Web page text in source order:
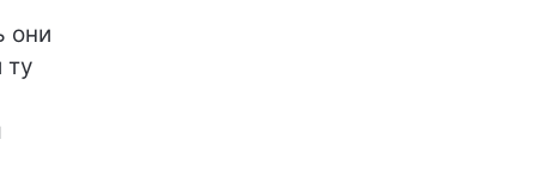
они
ту